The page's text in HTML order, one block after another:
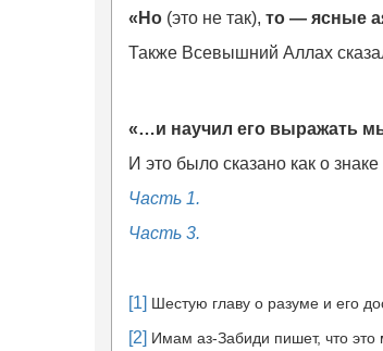
« Но (это не так), то — ясные
Также Всевышний Аллах
«…и научил его выражать
И это было сказано как о
Часть 1.
Часть 3.
[1] Шестую главу о разуме и его
[2] Имам аз-Забиди пишет, что это